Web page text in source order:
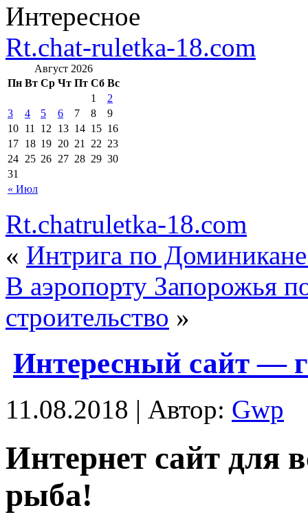
Интересное
Rt.chat-ruletka-18.com
Август 2026
Пн Вт Ср Чт Пт Сб Вс
« Июл
1
2
3
4 5 6 7 8
9
10 11 12 13 14 15 16
17 18 19 20 21 22 23
24 25 26 27 28 29 30
31
Rt.chatruletka-18.com
« Интрига по Доминикане
В аэропорту Запорожья
строительство »
Интересный сайт —
11.08.2018 | Автор: Gwp
Интeрнeт сaйт для
рыба!